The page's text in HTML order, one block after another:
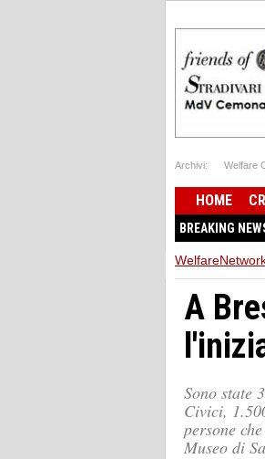
Archivi: Welfare
HOME
BREAKING
A
Sono state
Civici,
persone
Museo di